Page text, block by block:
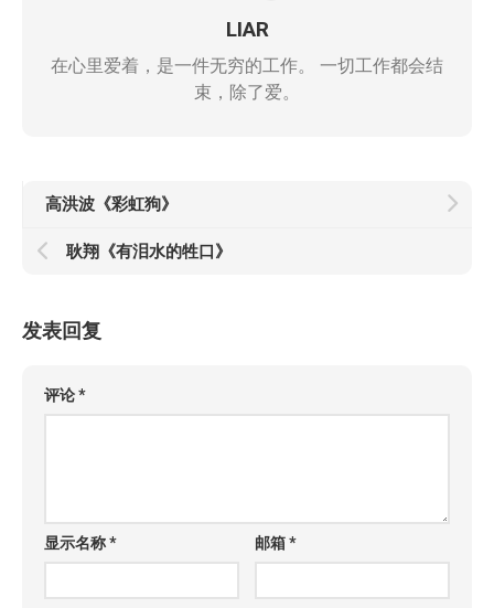
LIAR
在心里爱着，是一件无穷的工作。 一切工作都会结
束，除了爱。
高洪波《彩虹狗》
耿翔《有泪水的牲口》
发表回复
评论*
显示名称* 邮箱*